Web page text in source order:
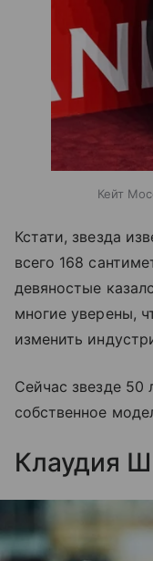
Кейт
Кстати, звезда
всего 168
девяностые
многие уверены,
изменить
Сейчас звезде 50
собственное
Клаудия